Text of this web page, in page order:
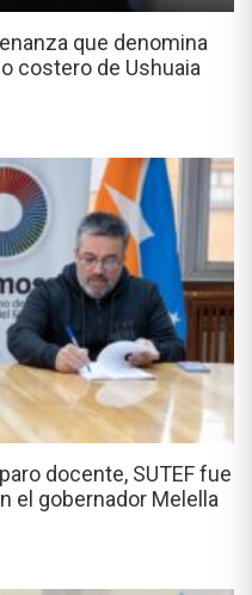
que denomina
costero de Ushuaia
docente, SUTEF fue
el gobernador Melella